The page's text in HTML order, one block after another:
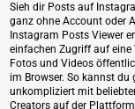
Sieh dir Posts auf
ganz ohne Account oder
Instagram Posts Viewer
einfachen Zugriff auf eine
Fotos und Videos
im Browser. So kannst du
unkompliziert mit
Creators auf der